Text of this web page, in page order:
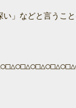
」などと言うこ